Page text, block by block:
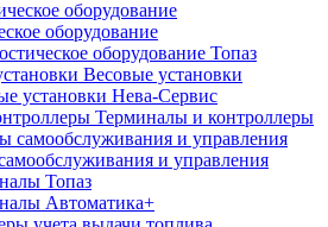
оборудование
оборудование Топаз
Весовые установки
установки Нева-Сервис
Терминалы и контроллеры
и управления
Топаз
Автоматика+